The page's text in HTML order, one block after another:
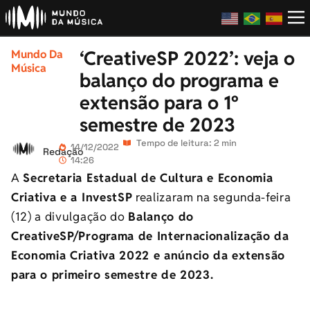
Mundo Da
Música
‘CreativeSP 2022’: veja o
balanço do programa e
extensão para o 1º
semestre de 2023
Redação14/12/2022
14:26
Tempo de leitura: 2 min
ASecretaria Estadual de Cultura e Economia
Criativa e a InvestSP realizaram nasegunda-feira
(12) a divulgação do Balanço do
CreativeSP/Programa de Internacionalização da
Economia Criativa 2022 e anúncio da extensão
para o primeiro semestre de 2023.